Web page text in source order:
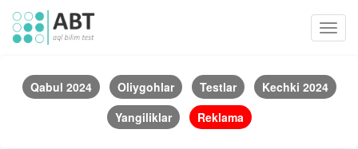
Qabul 2024 Oliygohlar Testlar
Kechki 2024
Yangiliklar
Reklama